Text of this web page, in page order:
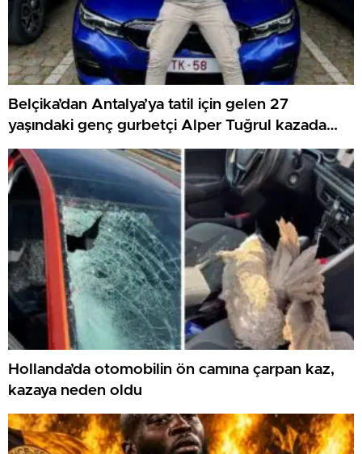
Belçika’dan Antalya’ya tatil için gelen 27
yaşındaki genç gurbetçi Alper Tuğrul kazada
hayatını kaybetti
Hollanda’da otomobilin ön camına çarpan kaz,
kazaya neden oldu